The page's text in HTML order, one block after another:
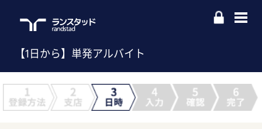
【1日から】単発アルバイト